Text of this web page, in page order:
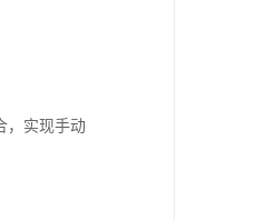
，实现手动